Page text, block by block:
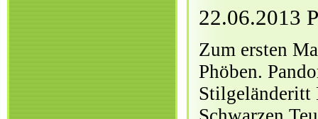
22.06.2013
Zum ersten
Phöben.